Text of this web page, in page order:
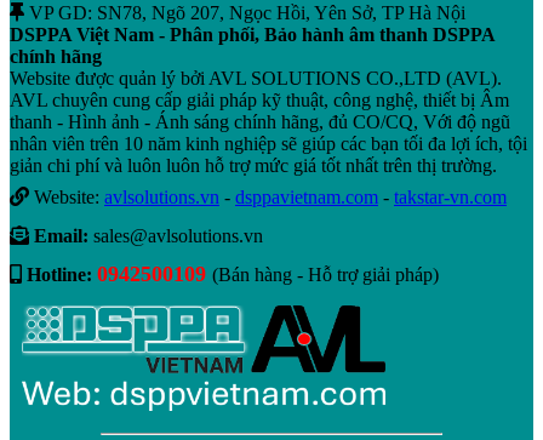
VP GD: SN78, Ngõ 207, Ngọc Hồi, Yên Sở, TP Hà Nội
DSPPA Việt Nam - Phân phối, Bảo hành âm thanh DSPPA
chính hãng
Website được quản lý bởi AVL SOLUTIONS CO.,LTD (AVL).
AVL chuyên cung cấp giải pháp kỹ thuật, công nghệ, thiết bị Âm
thanh - Hình ảnh - Ánh sáng chính hãng, đủ CO/CQ, Với độ ngũ
nhân viên trên 10 năm kinh nghiệp sẽ giúp các bạn tối đa lợi ích, tội
giản chi phí và luôn luôn hỗ trợ mức giá tốt nhất trên thị trường.
Website: avlsolutions.vn - dsppavietnam.com - takstar-vn.com
Email: sales@avlsolutions.vn
Hotline: 0942500109 (Bán hàng - Hỗ trợ giải pháp)